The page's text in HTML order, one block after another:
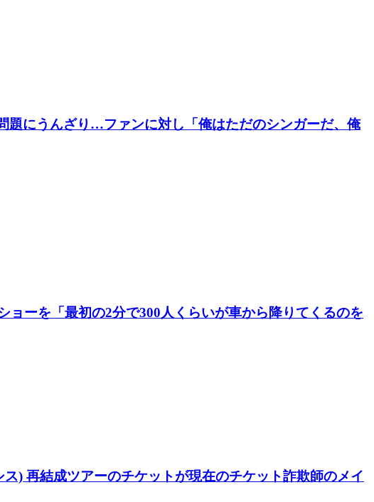
題にうんざり…ファンに対し「俺はただのシンガーだ、俺
ーを「最初の2分で300人くらいが車から降りてくるのを
) 再結成ツアーのチケットが現在のチケット詐欺師のメイ